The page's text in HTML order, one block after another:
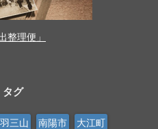
整理便」
タグ
三山 南陽市 大江町